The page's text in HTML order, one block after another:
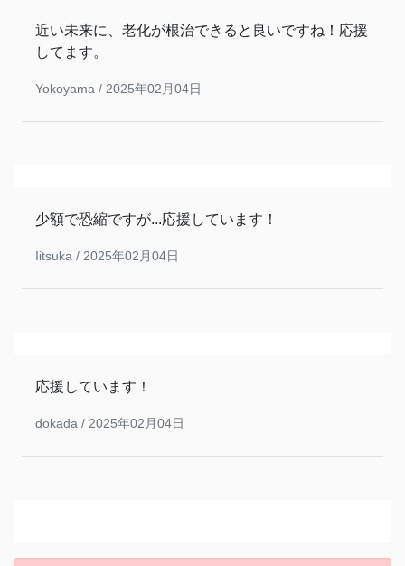
近い未来に、老化が根治できると良いですね！応援
してます。
Yokoyama / 2025年02月04日
少額で恐縮ですが...応援しています！
Iitsuka / 2025年02月04日
応援しています！
dokada / 2025年02月04日